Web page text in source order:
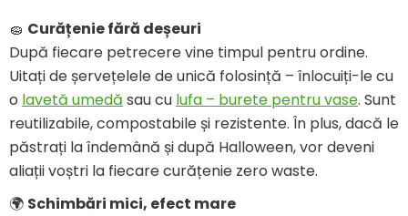
🧽 Curățenie fără deșeuri
După fiecare petrecere vine timpul pentru ordine.
Uitați de șervețelele de unică folosință – înlocuiți-le cu
o lavetă umedă sau cu lufa – burete pentru vase. Sunt
reutilizabile, compostabile și rezistente. În plus, dacă le
păstrați la îndemână și după Halloween, vor deveni
aliații voștri la fiecare curățenie zero waste.
🌍 Schimbări mici, efect mare